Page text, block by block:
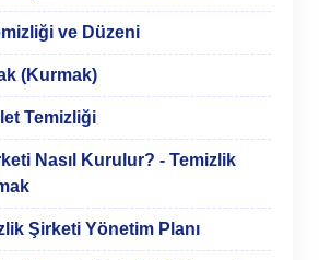
ve Düzeni
(Kurmak)
Temizliği
Nasıl Kurulur? - Temizlik
Şirketi Yönetim Planı